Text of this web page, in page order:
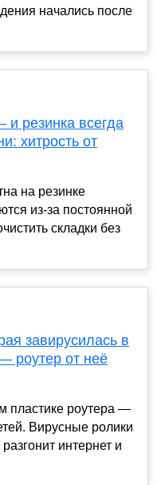
начались после
и резинка всегда
хитрость от
на резинке
из-за постоянной
складки без
завирусилась в
роутер от неё
пластике роутера —
Вирусные ролики
интернет и